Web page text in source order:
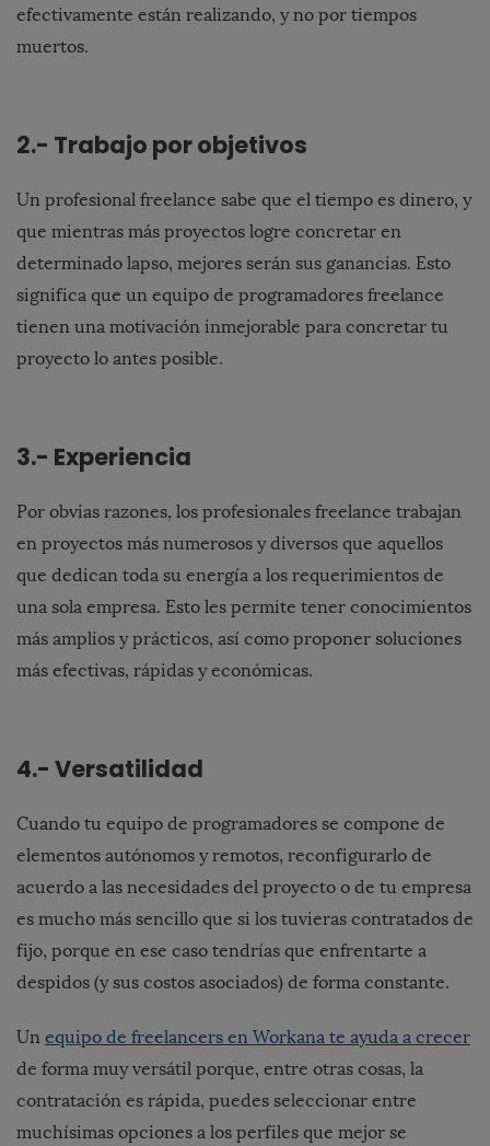
efectivamente están realizando, y no por tiempos
muertos.
2.- Trabajo por objetivos
Un profesional freelance sabe que el tiempo es dinero, y
que mientras más proyectos logre concretar en
determinado lapso, mejores serán sus ganancias. Esto
significa que un equipo de programadores freelance
tienen una motivación inmejorable para concretar tu
proyecto lo antes posible.
3.- Experiencia
Por obvias razones, los profesionales freelance trabajan
en proyectos más numerosos y diversos que aquellos
que dedican toda su energía a los requerimientos de
una sola empresa. Esto les permite tener conocimientos
más amplios y prácticos, así como proponer soluciones
más efectivas, rápidas y económicas.
4.- Versatilidad
Cuando tu equipo de programadores se compone de
elementos autónomos y remotos, reconfigurarlo de
acuerdo a las necesidades del proyecto o de tu empresa
es mucho más sencillo que si los tuvieras contratados de
fijo, porque en ese caso tendrías que enfrentarte a
despidos (y sus costos asociados) de forma constante.
Un equipo de freelancers en Workana te ayuda a crecer
de forma muy versátil porque, entre otras cosas, la
contratación es rápida, puedes seleccionar entre
muchísimas opciones a los perfiles que mejor se